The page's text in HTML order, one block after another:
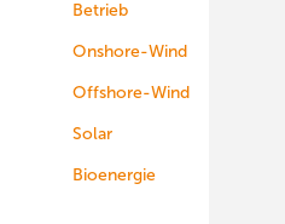
Betrieb
Onshore-Wind
Offshore-Wind
Solar
Bioenergie